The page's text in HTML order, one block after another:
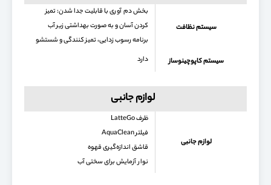
سیستم نظافت
بخش دم آوری با قابلیت جدا شدن: تمیز
کردن آسان و به صورت بهداشتی زیر آب
برنامه رسوب زدایی، تمیز کنندگی و شستشو
سیستم کاپوچینوساز
دارد
لوازم جانبی
لوازم جانبی
ظرف LatteGo
فیلتر AquaClean
قاشق اندازه‌گیری قهوه
نوار آزمایش برای سختی آب